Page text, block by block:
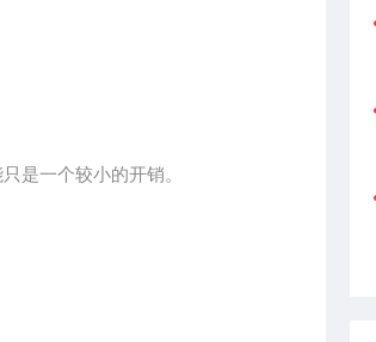
是一个较小的开销。